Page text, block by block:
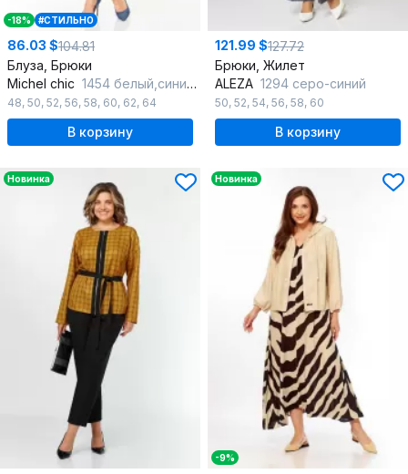
-18% #СТИЛЬНО
86.03 $104.81
Блуза, Брюки
Michel chic 1454 белый,синий_гленчек
48, 50, 52, 56, 58, 60, 62, 64
В корзину
121.99 $127.72
Брюки, Жилет
ALEZA 1294 серо-синий
50, 52, 54, 56, 58, 60
В корзину
Новинка Новинка
-9%